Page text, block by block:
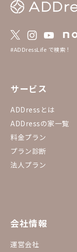
#ADDressLife で検索！
サービス
ADDressとは
ADDressの家一覧
料金プラン
プラン診断
法人プラン
会社情報
運営会社